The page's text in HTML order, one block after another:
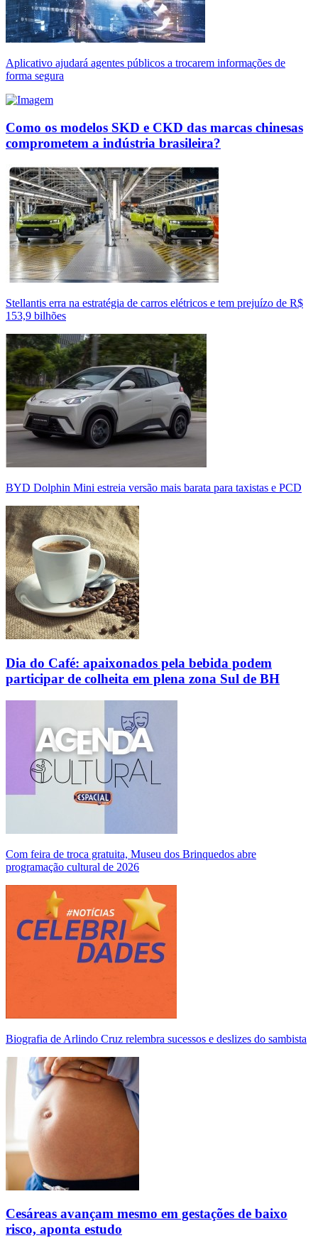
Aplicativo ajudará agentes públicos a trocarem informações de
forma segura
Como os modelos SKD e CKD das marcas chinesas
comprometem a indústria brasileira?
Stellantis erra na estratégia de carros elétricos e tem prejuízo de R$
153,9 bilhões
BYD Dolphin Mini estreia versão mais barata para taxistas e PCD
Dia do Café: apaixonados pela bebida podem
participar de colheita em plena zona Sul de BH
Com feira de troca gratuita, Museu dos Brinquedos abre
programação cultural de 2026
Biografia de Arlindo Cruz relembra sucessos e deslizes do sambista
Cesáreas avançam mesmo em gestações de baixo
risco, aponta estudo